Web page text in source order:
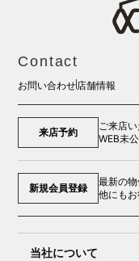
Contact
お問い合わせ店舗情報
来店予約
ご来店い
WEB未
新規会員登録
最新の
他にも
当社について